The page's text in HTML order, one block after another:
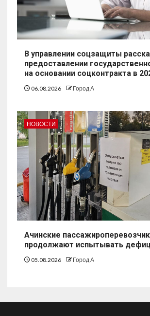
В управлении соцзащиты
предоставлении
на основании соцконтракта в
06.08.2026 Город А
НОВОСТИ
Ачинские
продолжают испытывать
05.08.2026 Город А